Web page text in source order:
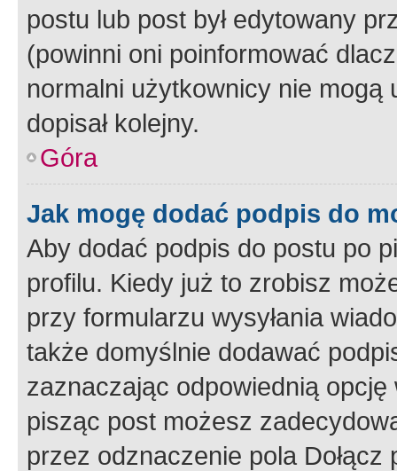
postu lub post był edytowany
(powinni oni poinformować
normalni użytkownicy nie
dopisał kolejny.
Góra
Jak mogę dodać podpis do
Aby dodać podpis do postu po
profilu. Kiedy już to zrobisz
przy formularzu wysyłania
także domyślnie dodawać
zaznaczając odpowiednią
pisząc post możesz
przez odznaczenie pola